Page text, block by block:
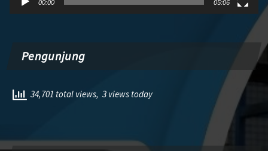
00:00 05:06
Pengunjung
34,701 total views, 3 views today